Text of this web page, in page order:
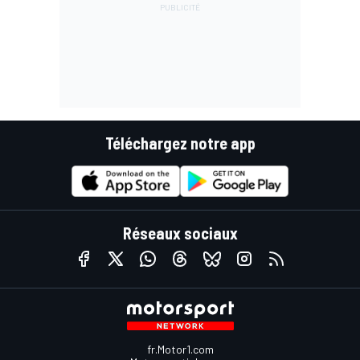
Téléchargez notre app
Réseaux sociaux
fr.Motor1.com